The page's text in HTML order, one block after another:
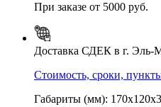
При заказе от 5000 руб.
Доставка СДЕК в г. Эль-
Стоимость, сроки,
Габариты (мм):